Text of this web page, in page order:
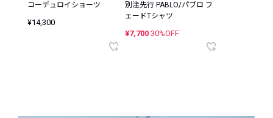
コーデュロイショーツ
¥14,300
別注先行 PABLO/パブロ フ
ェードTシャツ
¥7,700 30%OFF